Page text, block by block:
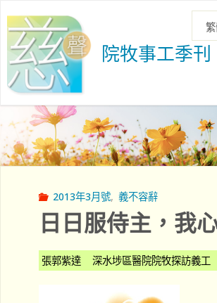
to
content
院牧事工季刊
2013年3月號, 義不容辭
日日服侍主，我
張郭紫達 深水埗區醫院院牧探訪義工